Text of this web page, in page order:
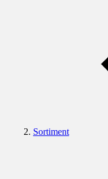
Sortiment